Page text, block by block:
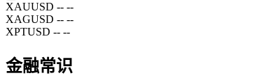
XAUUSD -- --
XAGUSD -- --
XPTUSD -- --
金融常识